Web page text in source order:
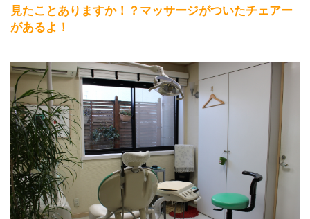
見たことありますか！？マッサージがついたチェアー
があるよ！